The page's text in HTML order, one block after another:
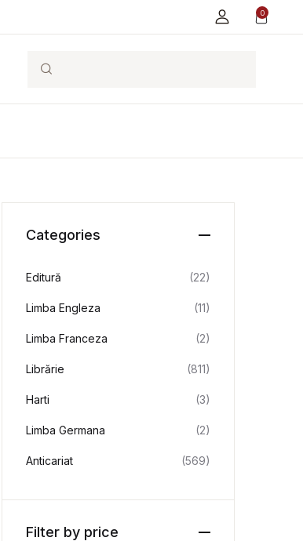
0
Search
Categories
Editură (22)
Limba Engleza (11)
Limba Franceza (2)
Librărie (811)
Harti (3)
Limba Germana (2)
Anticariat (569)
Filter by price